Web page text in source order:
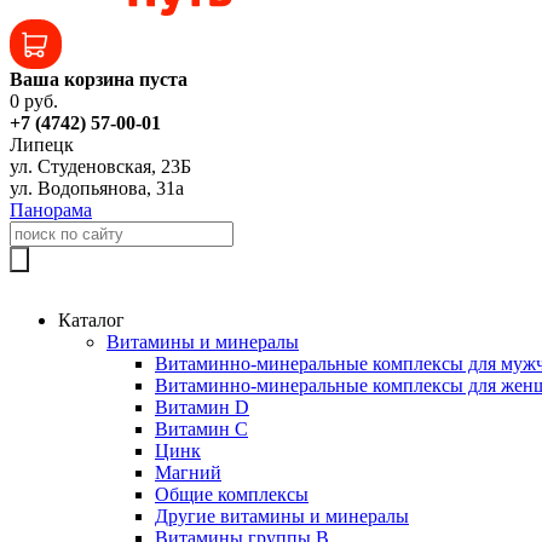
Ваша корзина пуста
0 руб.
+7 (4742) 57-00-01
Липецк
ул. Студеновская, 23Б
ул. Водопьянова, 31а
Панорама
Каталог
Витамины и минералы
Витаминно-минеральные комплексы для
Витаминно-минеральные комплексы для
Витамин D
Витамин C
Цинк
Магний
Общие комплексы
Другие витамины и минералы